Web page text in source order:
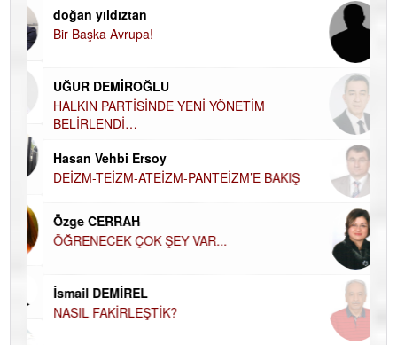
doğan yıldıztan
Bir Başka Avrupa!
UĞUR DEMİROĞLU
HALKIN PARTİSİNDE YENİ YÖNETİM
BELİRLENDİ…
Hasan Vehbi Ersoy
DEİZM-TEİZM-ATEİZM-PANTEİZM’E BAKIŞ
Özge CERRAH
ÖĞRENECEK ÇOK ŞEY VAR...
İsmail DEMİREL
NASIL FAKİRLEŞTİK?